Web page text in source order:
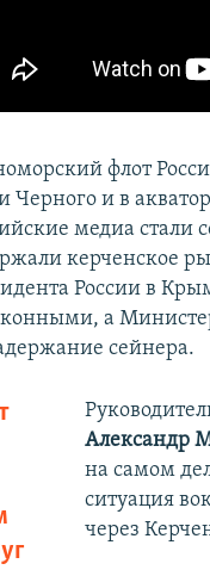
флот
Черного и в
медиа стали
керченское
России в
а
сейнера.
Александр
на самом
ситуация
через